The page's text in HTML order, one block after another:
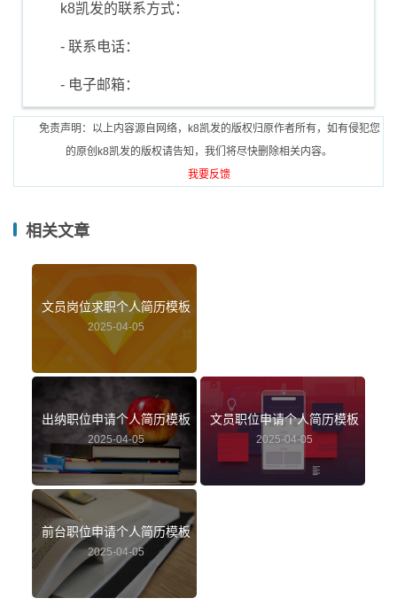
k8凯发的联系方式：
- 联系电话：
- 电子邮箱：
免责声明：以上内容源自网络，k8凯发的版权归原作者所有，如有侵犯您
的原创k8凯发的版权请告知，我们将尽快删除相关内容。
我要反馈
相关文章
文员岗位求职个人简历模板
2025-04-05
出纳职位申请个人简历模板
2025-04-05
文员职位申请个人简历模板
2025-04-05
前台职位申请个人简历模板
2025-04-05